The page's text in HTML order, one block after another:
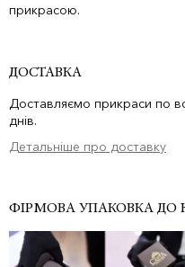
прикрасою.
ДОСТАВКА
Доставляємо прикраси по
днів.
Детальніше про доставку
ФІРМОВА УПАКОВКА ДО